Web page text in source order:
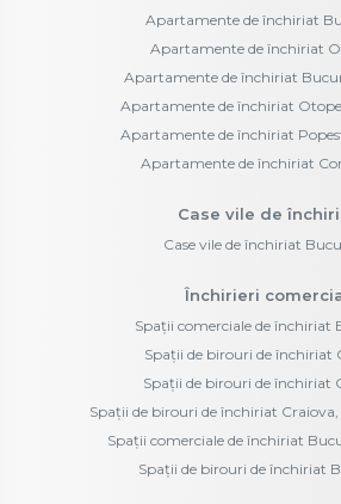
Apartamente de închiriat
Apartamente de închiriat
Apartamente de închiriat
Apartamente de închiriat
Apartamente de închiriat
Apartamente de închiriat
Case vile de
Case vile de închiriat
Închirieri
Spații comerciale de închiriat
Spații de birouri de închiriat
Spații de birouri de închiriat
Spații de birouri de închiriat
Spații comerciale de închiriat
Spații de birouri de închiriat